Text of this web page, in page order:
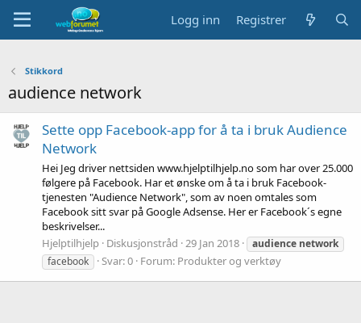
Logg inn Registrer
Stikkord
audience network
Sette opp Facebook-app for å ta i bruk Audience
Network
Hei Jeg driver nettsiden www.hjelptilhjelp.no som har over 25.000
følgere på Facebook. Har et ønske om å ta i bruk Facebook-
tjenesten "Audience Network", som av noen omtales som
Facebook sitt svar på Google Adsense. Her er Facebook´s egne
beskrivelser...
Hjelptilhjelp Diskusjonstråd 29 Jan 2018 audience network
facebook
Svar: 0 Forum: Produkter og verktøy